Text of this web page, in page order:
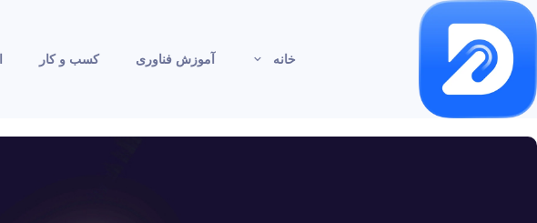
خانه آموزش فناوری کسب و کار